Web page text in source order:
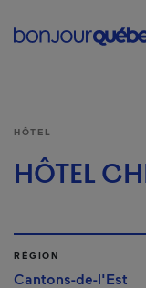
HÔTEL
HÔTEL
RÉGION
Cantons-de-l'Est